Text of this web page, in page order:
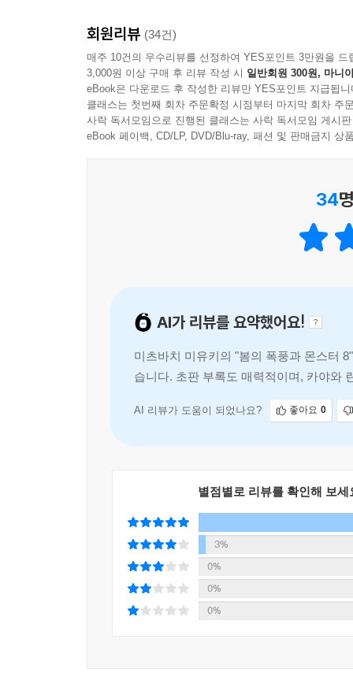
회원리뷰 (34건)
매주 10건의 우수리뷰를 선정하여 YES포인트 3만원을 드
3,000원 이상 구매 후 리뷰 작성 시 일반회원 300원, 마니
eBook은 다운로드 후 작성한 리뷰만 YES포인트 지급됩니
클래스는 첫번째 회차 주문확정 시점부터 마지막 회차 주
사락 독서모임으로 진행된 클래스는 사락 독서모임 게시
eBook 페이백, CD/LP, DVD/Blu-ray, 패션 및 판매금지 상
34
AI가 리뷰를 요약했어요!
미츠바치 미유키의 "봄의 폭풍과 몬스터
습니다. 초판 부록도 매력적이며, 카야와
와 나스의 관계 변화와 란코와 카야
별점별로 리뷰를 확인해 보세
3%
0%
0%